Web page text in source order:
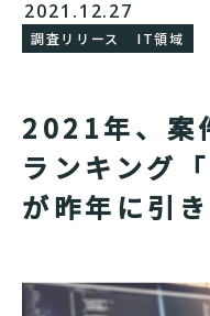
2021.12.27
調査リリース IT領域
2021年、案
ランキング
が昨年に引